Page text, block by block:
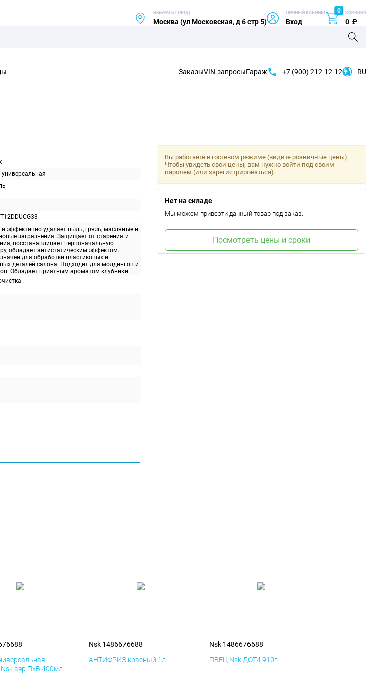
ВЫБРАТЬ ГОРОД
Москва (ул Московская, д 6 стр 5)
ЛИЧНЫЙ КАБИНЕТ
Вход
0 КОРЗИНА
0 ₽
ЗаказыVIN-запросыГараж +7 (900) 212-12-12 RU
и эффективно удаляет пыль, грязь, масляные и
загрязнения. Защищает от старения и
восстанавливает первоначальную
обладает антистатическим эффектом.
для обработки пластиковых и
деталей салона. Подходит для молдингов и
Обладает приятным ароматом клубники.
Вы работаете в гостевом режиме (видите розничные цены).
Чтобы увидеть свои цены, вам нужно войти под своим
паролем (или зарегистрироваться).
Нет на складе
Мы можем привезти данный товар под заказ.
Посмотреть цены и сроки
аэр ПхВ 400мл
Nsk 1486676688
АНТИФРИЗ красный 1л.
Nsk 1486676688
ПВЕЦ Nsk ДОТ4 910г